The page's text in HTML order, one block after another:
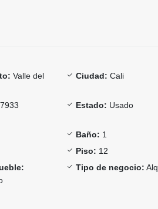
Valle del
Ciudad: Cali
Estado: Usado
Baño: 1
Piso: 12
Tipo de negocio: